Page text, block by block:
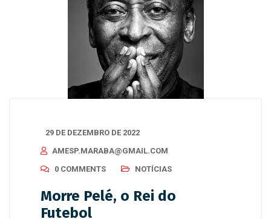
29 DE DEZEMBRO DE 2022
AMESP.MARABA@GMAIL.COM
0 COMMENTS
NOTÍCIAS
Morre Pelé, o Rei do
Futebol